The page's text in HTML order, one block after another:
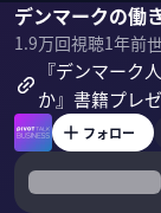
デンマークの働
1.9万回視聴1年前
海老原嗣生針貝
『デンマーク
か』書籍プレ
フォロー